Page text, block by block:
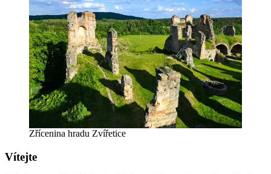
Zřícenina hradu Zvířetice
Vítejte